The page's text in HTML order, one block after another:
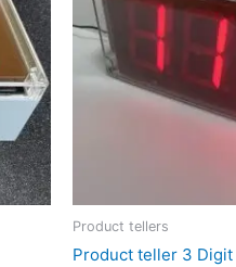
Product tellers
Product teller 3 Digit